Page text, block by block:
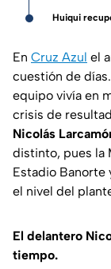
Huiqui
En Cruz Azul el
cuestión de
equipo vivía en
crisis de
Nicolás
distinto, pues la
Estadio Banorte
el nivel del
El delantero
tiempo.